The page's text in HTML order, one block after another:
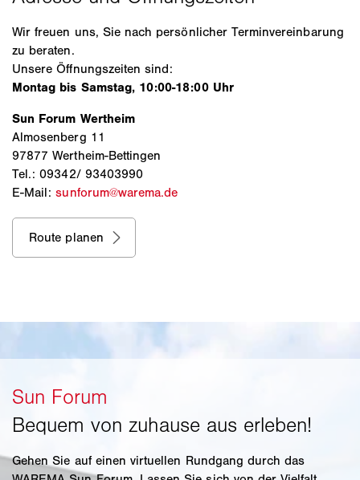
Wir freuen uns, Sie nach persönlicher Terminvereinbarung
zu beraten.
Unsere Öffnungszeiten sind:
Montag bis Samstag, 10:00-18:00 Uhr
Sun Forum Wertheim
Almosenberg 11
97877 Wertheim-Bettingen
Tel.: 09342/ 93403990
E-Mail:sunforum@warema.de
Gehen Sie auf einen virtuellen Rundgang durch das